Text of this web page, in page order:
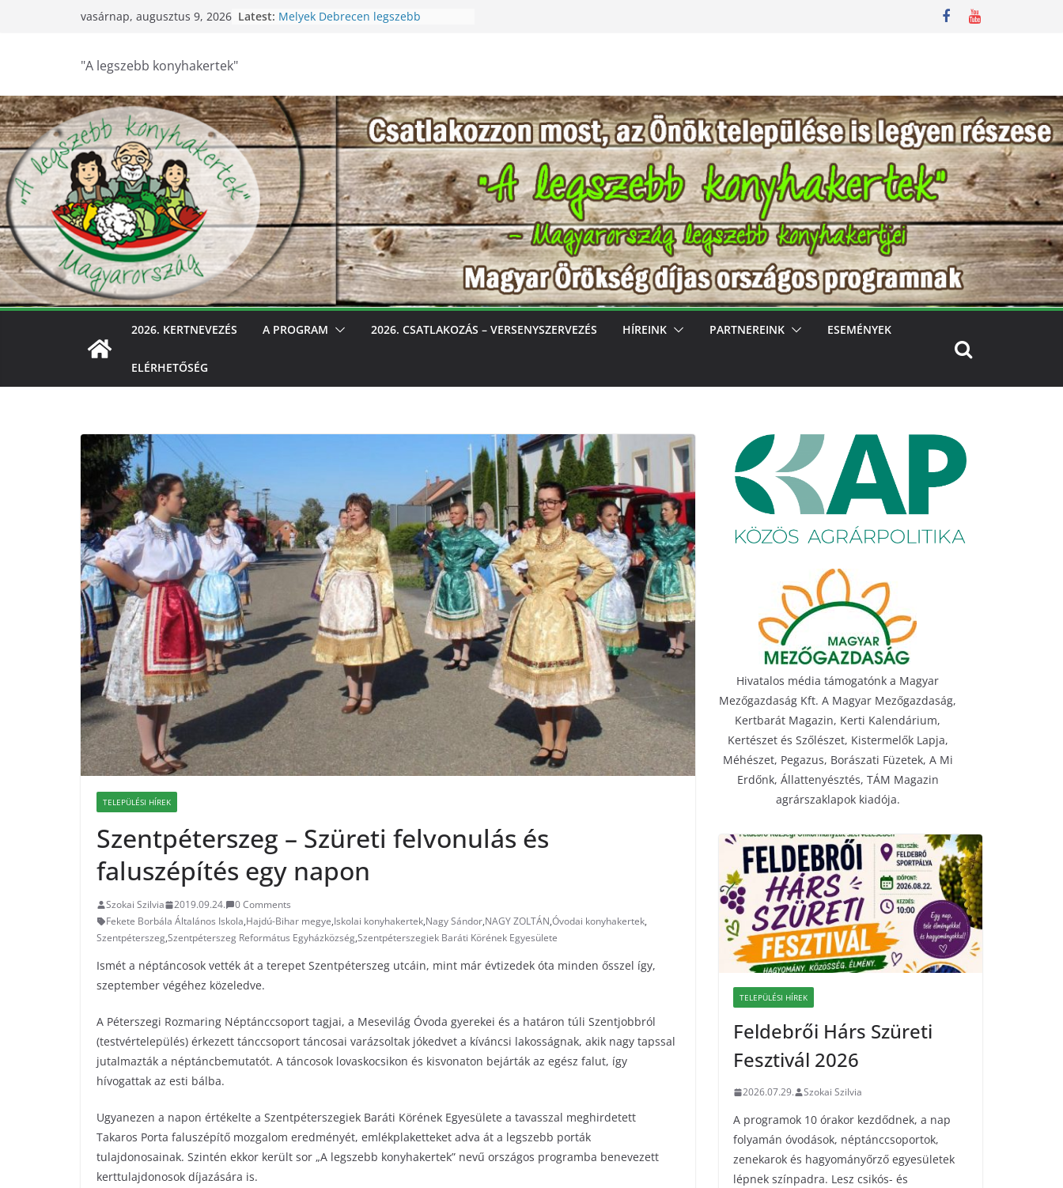
vasárnap, augusztus 9, 2026 Latest: Melyek Debrecen legszebb
nógrádi óvoda! Különleges módon
nevelik a természet szeretetére a
legkisebbeket
Keresik Debrecen legszebb
konyhakertjeit
Debrecen – Ültess, gondozd, nyerj:
Debrecen legszebb konyhakertjeit
keresik – videóval
"A legszebb konyhakertek"
2026. KERTNEVEZÉS A PROGRAM 2026. CSATLAKOZÁS – VERSENYSZERVEZÉS HÍREINK PARTNEREINK ESEMÉNYEK
ELÉRHETŐSÉG
TELEPÜLÉSI HÍREK
Szentpéterszeg – Szüreti felvonulás és
faluszépítés egy napon
Szokai Szilvia 2019.09.24.
0 Comments
Fekete Borbála Általános Iskola,Hajdú-Bihar megye,Iskolai konyhakertek,Nagy Sándor,NAGY ZOLTÁN,Óvodai konyhakertek,
Szentpéterszeg,Szentpéterszeg Református Egyházközség,Szentpéterszegiek Baráti Körének Egyesülete
Ismét a néptáncosok vették át a terepet Szentpéterszeg utcáin, mint már évtizedek óta minden ősszel így,
szeptember végéhez közeledve.
A Péterszegi Rozmaring Néptánccsoport tagjai, a Mesevilág Óvoda gyerekei és a határon túli Szentjobbról
(testvértelepülés) érkezett tánccsoport táncosai varázsoltak jókedvet a kíváncsi lakosságnak, akik nagy tapssal
jutalmazták a néptáncbemutatót. A táncosok lovaskocsikon és kisvonaton bejárták az egész falut, így
hívogattak az esti bálba.
Ugyanezen a napon értékelte a Szentpéterszegiek Baráti Körének Egyesülete a tavasszal meghirdetett
Takaros Porta faluszépítő mozgalom eredményét, emlékplaketteket adva át a legszebb porták
tulajdonosainak. Szintén ekkor került sor „A legszebb konyhakertek” nevű országos programba benevezett
kerttulajdonosok díjazására is.
Hivatalos média támogatónk a Magyar
Mezőgazdaság Kft. A Magyar Mezőgazdaság,
Kertbarát Magazin, Kerti Kalendárium,
Kertészet és Szőlészet, Kistermelők Lapja,
Méhészet, Pegazus, Borászati Füzetek, A Mi
Erdőnk, Állattenyésztés, TÁM Magazin
agrárszaklapok kiadója.
TELEPÜLÉSI HÍREK
Feldebrői Hárs Szüreti
Fesztivál 2026
2026.07.29. Szokai Szilvia
A programok 10 órakor kezdődnek, a nap
folyamán óvodások, néptánccsoportok,
zenekarok és hagyományőrző egyesületek
lépnek színpadra. Lesz csikós- és